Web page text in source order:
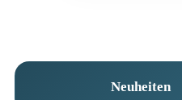
Neuheiten